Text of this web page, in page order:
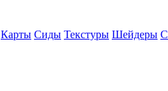
Карты Сиды Текстуры Шейдеры